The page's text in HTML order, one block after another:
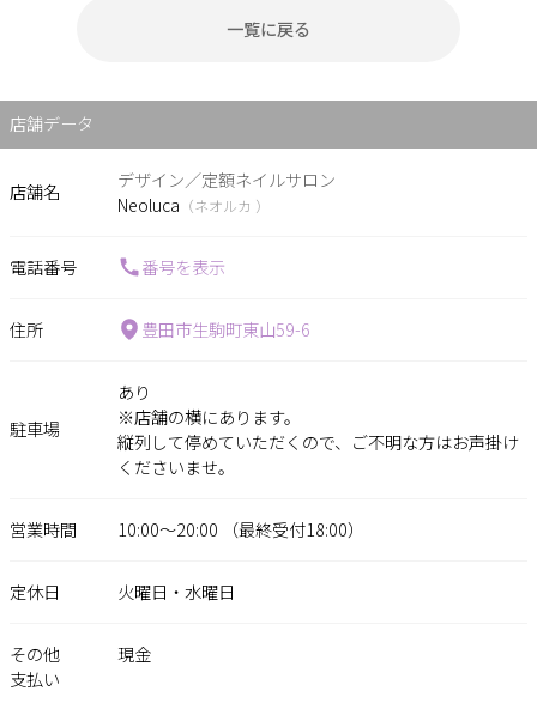
一覧に戻る
店舗データ
店舗名
デザイン／定額ネイルサロン
Neoluca （ネオルカ ）
電話番号 番号を表示
住所 豊田市生駒町東山59-6
駐車場
あり
※店舗の横にあります。
縦列して停めていただくので、ご不明な方はお声掛け
くださいませ。
営業時間 10:00〜20:00 （最終受付18:00）
定休日 火曜日・水曜日
その他
支払い
現金